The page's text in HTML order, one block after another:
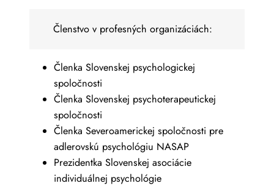
Členstvo v profesných organizáciách:
Členka Slovenskej psychologickej
spoločnosti
Členka Slovenskej psychoterapeutickej
spoločnosti
Členka Severoamerickej spoločnosti pre
adlerovskú psychológiu NASAP
Prezidentka Slovenskej asociácie
individuálnej psychológie